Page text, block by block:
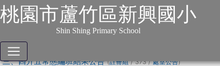
跳到主要內容
網站導覽
桃園市蘆竹區新興國小
Shin Shing Primary School
本站消息 分月文章
文章列表
2026-07-31
三、四升五常態編班結果公告 (註冊組/ 373 /處室公告)